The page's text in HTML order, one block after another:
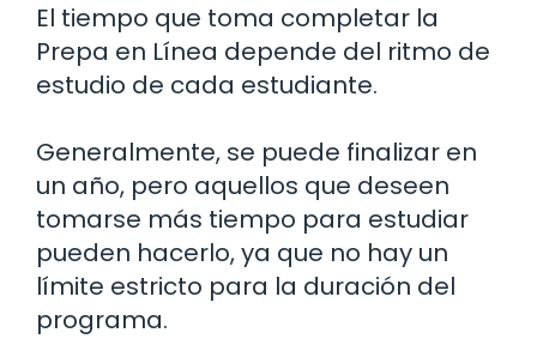
El tiempo que toma completar la
Prepa en Línea depende del ritmo de
estudio de cada estudiante.
Generalmente, se puede finalizar en
un año, pero aquellos que deseen
tomarse más tiempo para estudiar
pueden hacerlo, ya que no hay un
límite estricto para la duración del
programa.